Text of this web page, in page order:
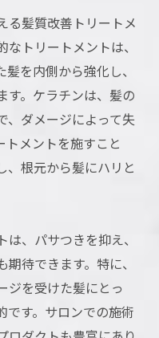
る髪質改善トリートメ
トリートメントは、
を内側から強化し、
す。ケラチンは、髪の
、ダメージによって失
トメントを施すこと
、根元から髪にハリと
、パサつきを抑え、
待できます。特に、
ジを受けた髪にとっ
です。サロンでの施術